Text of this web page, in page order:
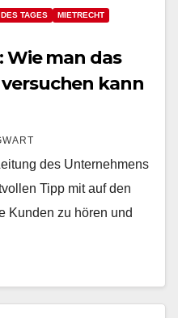
DES TAGES
MIETRECHT
Wie man das
kann
des Unternehmens
Tipp mit auf den
Kunden zu hören und